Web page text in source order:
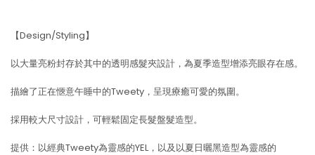
【Design/Styling】
以大量亮粉封存於其中的透明感髮夾設計，為夏季造型增添亮眼存在感。
描繪了正在愜意午睡中的Tweety，呈現療癒可愛的氛圍。
採用較大尺寸設計，可輕鬆固定長髮盤髮造型。
提供：以經典Tweety為靈感的YEL，以及以夏日曬黑造型為靈感的